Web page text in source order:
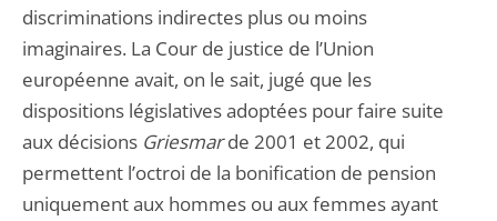
discriminations indirectes plus ou moins
imaginaires. La Cour de justice de l’Union
européenne avait, on le sait, jugé que les
dispositions législatives adoptées pour faire suite
aux décisions Griesmarde 2001 et 2002, qui
permettent l’octroi de la bonification de pension
uniquement aux hommes ou aux femmes ayant